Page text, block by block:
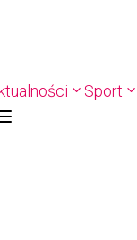
Sport